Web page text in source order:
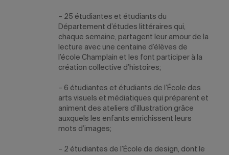
– 25 étudiantes et étudiants du
Département d’études littéraires qui,
chaque semaine, partagent leur amour de la
lecture avec une centaine d’élèves de
l’école Champlain et les font participer à la
création collective d’histoires;
– 6 étudiantes et étudiants de l’École des
arts visuels et médiatiques qui préparent et
animent des ateliers d’illustration grâce
auxquels les enfants enrichissent leurs
mots d’images;
– 2 étudiantes de l’École de design, dont le